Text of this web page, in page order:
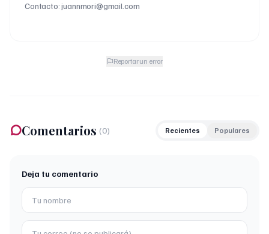
Contacto: juannmori@gmail.com
Reportar un error
Comentarios (0) Recientes Populares
Deja tu comentario